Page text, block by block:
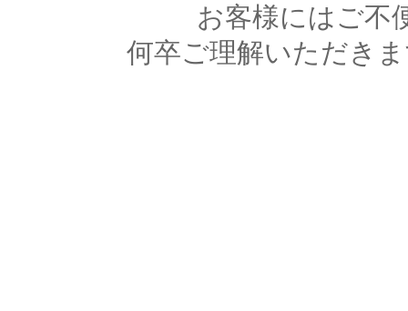
お客様にはご不
何卒ご理解いただき